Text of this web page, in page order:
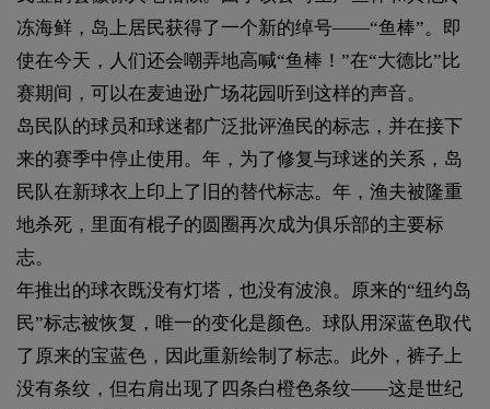
冻海鲜，岛上居民获得了一个新的绰号——“鱼棒”。即
使在今天，人们还会嘲弄地高喊“鱼棒！”在“大德比”比
赛期间，可以在麦迪逊广场花园听到这样的声音。
岛民队的球员和球迷都广泛批评渔民的标志，并在接下
来的赛季中停止使用。年，为了修复与球迷的关系，岛
民队在新球衣上印上了旧的替代标志。年，渔夫被隆重
地杀死，里面有棍子的圆圈再次成为俱乐部的主要标
志。
年推出的球衣既没有灯塔，也没有波浪。原来的“纽约岛
民”标志被恢复，唯一的变化是颜色。球队用深蓝色取代
了原来的宝蓝色，因此重新绘制了标志。此外，裤子上
没有条纹，但右肩出现了四条白橙色条纹——这是世纪